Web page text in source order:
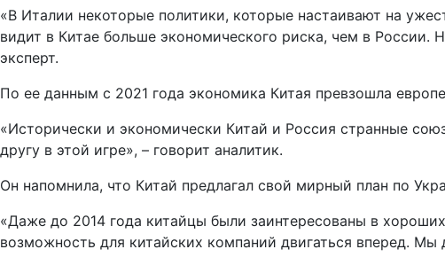
«В Италии некоторые политики, которые настаивают на
видит в Китае больше экономического риска, чем в России.
эксперт.
По ее данным с 2021 года экономика Китая превзошла
«Исторически и экономически Китай и Россия странные
другу в этой игре», – говорит аналитик.
Он напомнила, что Китай предлагал свой мирный план по
«Даже до 2014 года китайцы были заинтересованы в
возможность для китайских компаний двигаться вперед.